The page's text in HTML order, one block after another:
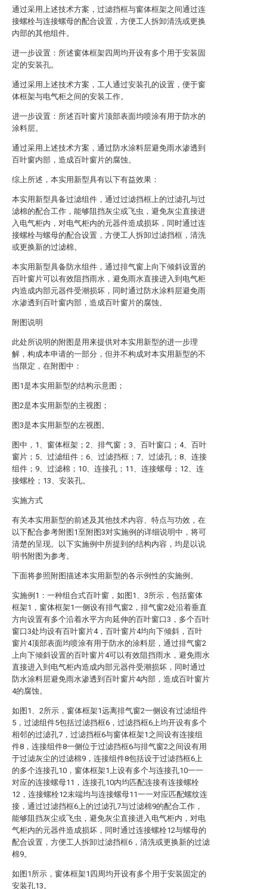
通过采用上述技术方案，过滤挡框与窗体框架之间通过连
接螺栓与连接螺母的配合设置，方便工人拆卸清洗或更换
内部的其他组件。
进一步设置：所述窗体框架四周均开设有多个用于安装固
定的安装孔。
通过采用上述技术方案，工人通过安装孔的设置，便于窗
体框架与电气柜之间的安装工作。
进一步设置：所述百叶窗片顶部表面均喷涂有用于防水的
涂料层。
通过采用上述技术方案，通过防水涂料层避免雨水渗透到
百叶窗内部，造成百叶窗片的腐蚀。
综上所述，本实用新型具有以下有益效果：
本实用新型具备过滤组件，通过过滤挡框上的过滤孔与过
滤棉的配合工作，能够阻挡灰尘或飞虫，避免灰尘直接进
入电气柜内，对电气柜内的元器件造成损坏，同时通过连
接螺栓与螺母的配合设置，方便工人拆卸过滤挡框，清洗
或更换新的过滤棉。
本实用新型具备防水组件，通过排气窗上向下倾斜设置的
百叶窗片可以有效阻挡雨水，避免雨水直接进入到电气柜
内造成内部元器件受潮损坏，同时通过防水涂料层避免雨
水渗透到百叶窗内部，造成百叶窗片的腐蚀。
附图说明
此处所说明的附图是用来提供对本实用新型的进一步理
解，构成本申请的一部分，但并不构成对本实用新型的不
当限定，在附图中：
图1是本实用新型的结构示意图；
图2是本实用新型的主视图；
图3是本实用新型的左视图。
图中，1、窗体框架；2、排气窗；3、百叶窗口；4、百叶
窗片；5、过滤组件；6、过滤挡框；7、过滤孔；8、连接
组件；9、过滤棉；10、连接孔；11、连接螺母；12、连
接螺栓；13、安装孔。
实施方式
有关本实用新型的前述及其他技术内容、特点与功效，在
以下配合参考附图1至附图3对实施例的详细说明中，将可
清楚的呈现。以下实施例中所提到的结构内容，均是以说
明书附图为参考。
下面将参照附图描述本实用新型的各示例性的实施例。
实施例1：一种组合式百叶窗，如图1、3所示，包括窗体
框架1，窗体框架1一侧设有排气窗2，排气窗2处沿着垂直
方向设置有多个沿着水平方向延伸的百叶窗口3，多个百叶
窗口3处均设有百叶窗片4，百叶窗片4均向下倾斜，百叶
窗片4顶部表面均喷涂有用于防水的涂料层，通过排气窗2
上向下倾斜设置的百叶窗片4可以有效阻挡雨水，避免雨水
直接进入到电气柜内造成内部元器件受潮损坏，同时通过
防水涂料层避免雨水渗透到百叶窗片4内部，造成百叶窗片
4的腐蚀。
如图1、2所示，窗体框架1远离排气窗2一侧设有过滤组件
5，过滤组件5包括过滤挡框6，过滤挡框6上均开设有多个
相邻的过滤孔7，过滤挡框6与窗体框架1之间设有连接组
件8，连接组件8一侧位于过滤挡框6与排气窗2之间设有用
于过滤灰尘的过滤棉9，连接组件8包括设于过滤挡框6上
的多个连接孔10，窗体框架1上设有多个与连接孔10一一
对应的连接螺母11，连接孔10内均匹配连接有连接螺栓
12，连接螺栓12末端均与连接螺母11一一对应匹配螺纹连
接，通过过滤挡框6上的过滤孔7与过滤棉9的配合工作，
能够阻挡灰尘或飞虫，避免灰尘直接进入电气柜内，对电
气柜内的元器件造成损坏，同时通过连接螺栓12与螺母的
配合设置，方便工人拆卸过滤挡框6，清洗或更换新的过滤
棉9。
如图1所示，窗体框架1四周均开设有多个用于安装固定的
安装孔13。